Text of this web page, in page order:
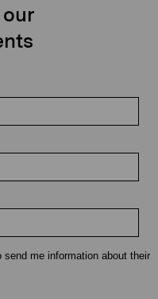
me information about their